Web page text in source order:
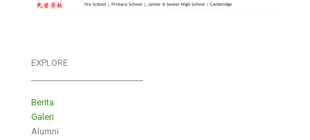
EXPLORE
Berita
Galeri
Alumni